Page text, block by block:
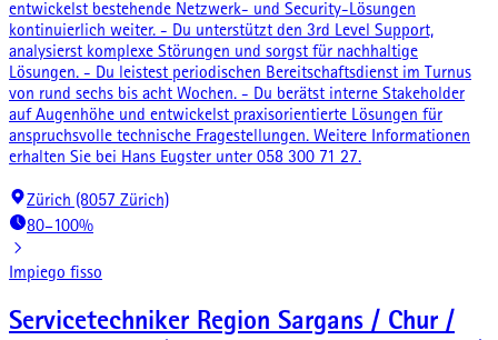
entwickelst bestehende Netzwerk- und Security-Lösungen
kontinuierlich weiter. - Du unterstützt den 3rd Level Support,
analysierst komplexe Störungen und sorgst für nachhaltige
Lösungen. - Du leistest periodischen Bereitschaftsdienst im Turnus
von rund sechs bis acht Wochen. - Du berätst interne Stakeholder
auf Augenhöhe und entwickelst praxisorientierte Lösungen für
anspruchsvolle technische Fragestellungen. Weitere Informationen
erhalten Sie bei Hans Eugster unter 058 300 71 27.
Zürich (8057 Zürich)
80–100%
Impiego fisso
Servicetechniker Region Sargans / Chur /